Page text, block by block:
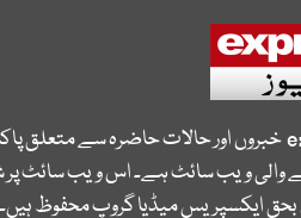
خبروں اور حالات حاضرہ سے متعلق
والی ویب سائٹ ہے۔ اس ویب سائٹ پر
ایکسپریس میڈیا گروپ محفوظ ہیں۔